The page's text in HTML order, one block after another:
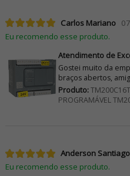
Carlos Mariano
Eu recomendo esse produto.
Atendimento de
Gostei muito da
braços abertos,
Produto:
PROGRAMÁVEL
Anderson Santiago
Eu recomendo esse produto.